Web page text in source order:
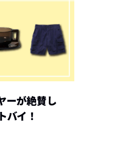
ーが絶賛し
バイ！